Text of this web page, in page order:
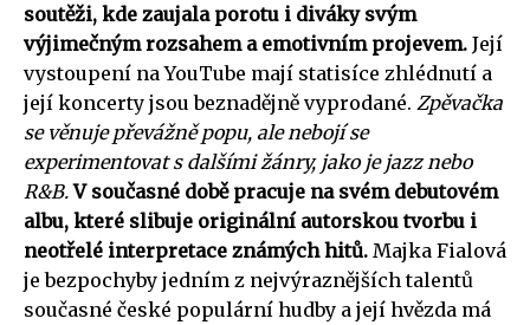
soutěži, kde zaujala porotu i diváky svým
výjimečným rozsahem a emotivním projevem. Její
vystoupení na YouTube mají statisíce zhlédnutí a
její koncerty jsou beznadějně vyprodané. Zpěvačka
se věnuje převážně popu, ale nebojí se
experimentovat s dalšími žánry, jako je jazz nebo
R&B. V současné době pracuje na svém debutovém
albu, které slibuje originální autorskou tvorbu i
neotřelé interpretace známých hitů. Majka Fialová
je bezpochyby jedním z nejvýraznějších talentů
současné české populární hudby a její hvězda má